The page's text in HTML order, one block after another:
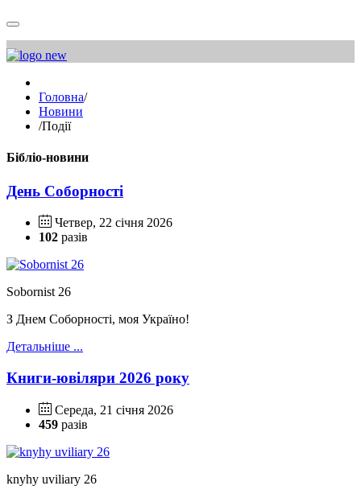
Головна/
Новини
/Події
Бібліо-новини
День Соборності
Четвер, 22 січня 2026
102 разів
Sobornist 26
З Днем Соборності, моя Україно!
Детальніше ...
Книги-ювіляри 2026 року
Середа, 21 січня 2026
459 разів
knyhy uviliary 26